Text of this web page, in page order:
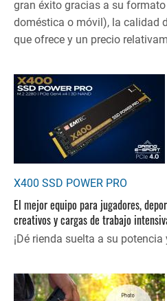
gran éxito gracias a su
doméstica o móvil), la calidad
que ofrece y un precio
X400 SSD POWER PRO
El mejor equipo para jugadores,
creativos y cargas de trabajo
¡Dé rienda suelta a su